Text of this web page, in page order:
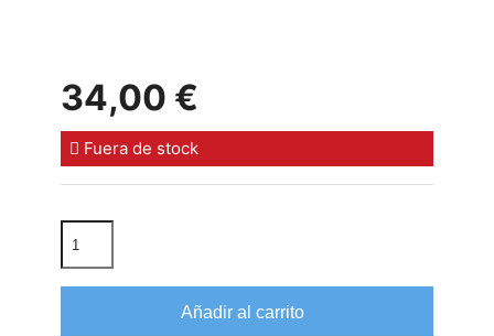
34,00 €
Fuera de stock
Añadir al carrito